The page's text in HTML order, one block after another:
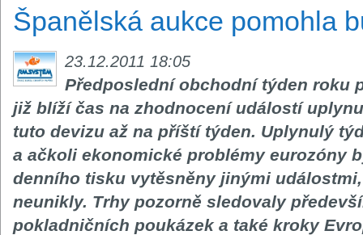
Španělská aukce pomohla
23.12.2011 18:05
Předposlední obchodní týden roku
již blíží čas na zhodnocení událostí
tuto devizu až na příští týden. Uplynulý
a ačkoli ekonomické problémy eurozóny
denního tisku vytěsněny jinými
neunikly. Trhy pozorně sledovaly
pokladničních poukázek a také kroky